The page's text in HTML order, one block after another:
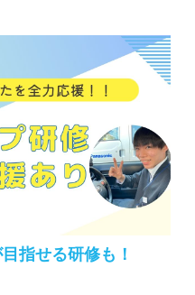
指せる研修も！